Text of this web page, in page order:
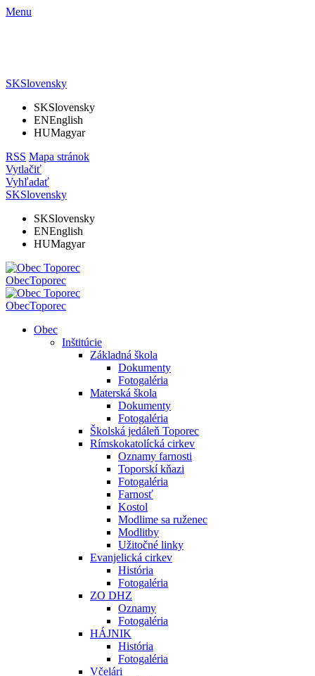
Menu
SKSlovensky
SKSlovensky
ENEnglish
HUMagyar
RSS Mapa stránok
Vytlačiť
Vyhľadať
SKSlovensky
SKSlovensky
ENEnglish
HUMagyar
ObecToporec
ObecToporec
Obec
Inštitúcie
Základná škola
Dokumenty
Fotogaléria
Materská škola
Dokumenty
Fotogaléria
Školská jedáleň Toporec
Rímskokatolícká cirkev
Oznamy farnosti
Toporskí kňazi
Fotogaléria
Farnosť
Kostol
Modlime sa ruženec
Modlitby
Užitočné linky
Evanjelická cirkev
História
Fotogaléria
ZO DHZ
Oznamy
Fotogaléria
HÁJNIK
História
Fotogaléria
Včelári